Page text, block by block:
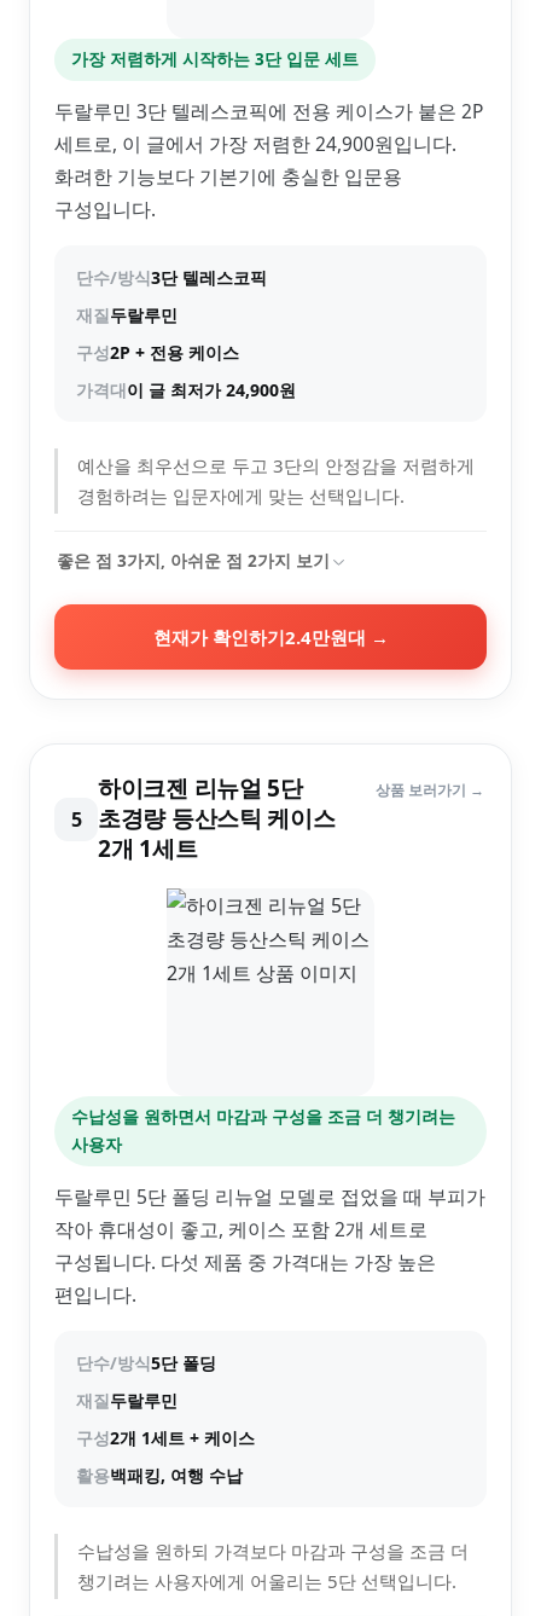
가장 저렴하게 시작하는 3단 입문 세트
두랄루민 3단 텔레스코픽에 전용 케이스가 붙은 2P
세트로, 이 글에서 가장 저렴한 24,900원입니다.
화려한 기능보다 기본기에 충실한 입문용
구성입니다.
단수/방식3단 텔레스코픽
재질두랄루민
구성2P + 전용 케이스
가격대이 글 최저가 24,900원
예산을 최우선으로 두고 3단의 안정감을 저렴하게
경험하려는 입문자에게 맞는 선택입니다.
좋은 점 3가지, 아쉬운 점 2가지 보기
현재가 확인하기2.4만원대 →
5
하이크젠 리뉴얼 5단
초경량 등산스틱 케이스
2개 1세트
상품 보러가기 →
수납성을 원하면서 마감과 구성을 조금 더 챙기려는
사용자
두랄루민 5단 폴딩 리뉴얼 모델로 접었을 때 부피가
작아 휴대성이 좋고, 케이스 포함 2개 세트로
구성됩니다. 다섯 제품 중 가격대는 가장 높은
편입니다.
단수/방식5단 폴딩
재질두랄루민
구성2개 1세트 + 케이스
활용백패킹, 여행 수납
수납성을 원하되 가격보다 마감과 구성을 조금 더
챙기려는 사용자에게 어울리는 5단 선택입니다.